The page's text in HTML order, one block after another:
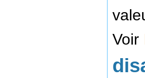
Voir